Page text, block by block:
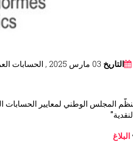
التاريخ 03 مارس 2025 , الحسابات
المجلس الوطني لمعايير الحسابات
البلاغ